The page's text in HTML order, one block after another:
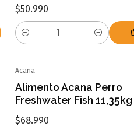
$50.990
Cantidad
Acana
Alimento Acana Perro
Freshwater Fish 11,35kg
$68.990